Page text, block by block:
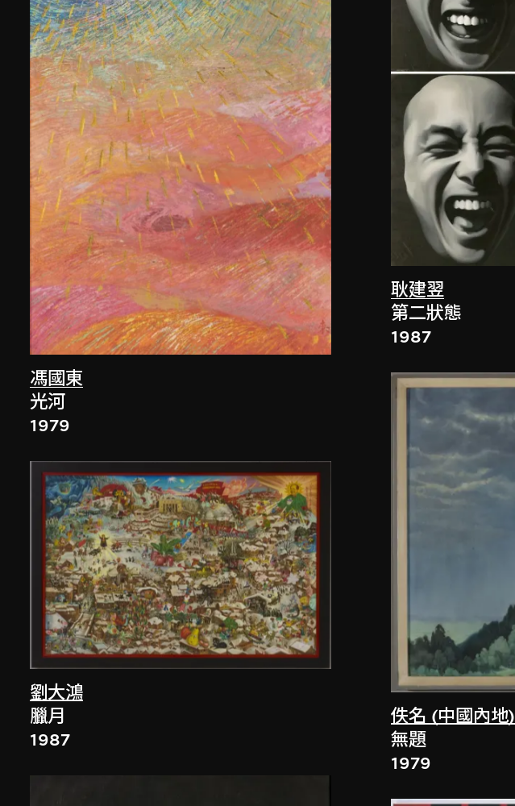
馮國東
光河
1979
劉大鴻
臘月
1987
耿建翌
第二狀態
1987
佚名 (中國內地)
無題
1979